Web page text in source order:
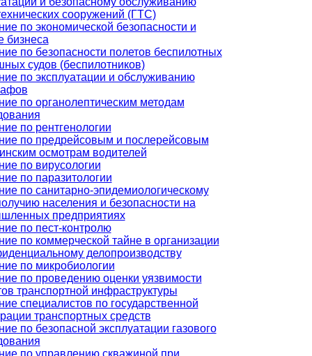
сооружений (ГТС)
по экономической безопасности и
бизнеса
по безопасности полетов беспилотных
судов (беспилотников)
по эксплуатации и обслуживанию
по органолептическим методам
по рентгенологии
по предрейсовым и послерейсовым
осмотрам водителей
по вирусологии
по паразитологии
по санитарно-эпидемиологическому
населения и безопасности на
предприятиях
по пест-контролю
по коммерческой тайне в организации
делопроизводству
по микробиологии
по проведению оценки уязвимости
транспортной инфраструктуры
специалистов по государственной
транспортных средств
по безопасной эксплуатации газового
по управлению скважиной при